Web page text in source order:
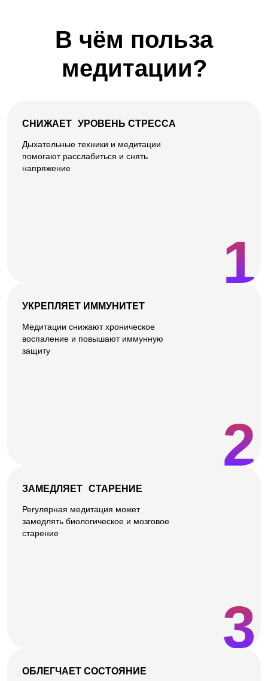
В чём польза
медитации?
СНИЖАЕТ УРОВЕНЬ СТРЕССА
Дыхательные техники и медитации
помогают расслабиться и снять
напряжение
1
УКРЕПЛЯЕТ ИММУНИТЕТ
Медитации снижают хроническое
воспаление и повышают иммунную
защиту
2
ЗАМЕДЛЯЕТ СТАРЕНИЕ
Регулярная медитация может
замедлять биологическое и мозговое
старение
3
ОБЛЕГЧАЕТ СОСТОЯНИЕ